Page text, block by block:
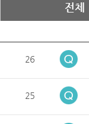
전체
26
25